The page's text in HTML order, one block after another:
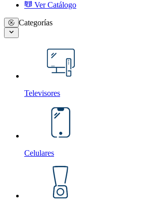
Ver Catálogo
Categorías
Televisores
Celulares